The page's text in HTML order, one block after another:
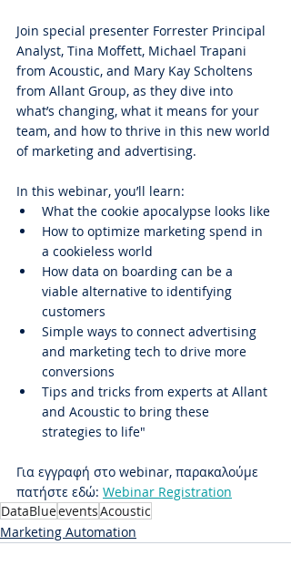
Join special presenter Forrester Principal
Analyst, Tina Moffett, Michael Trapani
from Acoustic, and Mary Kay Scholtens
from Allant Group, as they dive into
what’s changing, what it means for your
team, and how to thrive in this new world
of marketing and advertising.
In this webinar, you’ll learn:
What the cookie apocalypse looks like
How to optimize marketing spend in
a cookieless world
How data on boarding can be a
viable alternative to identifying
customers
Simple ways to connect advertising
and marketing tech to drive more
conversions
Tips and tricks from experts at Allant
and Acoustic to bring these
strategies to life"
Για εγγραφή στο webinar, παρακαλούμε
πατήστε εδώ: Webinar Registration
DataBlueeventsAcoustic
Marketing Automation